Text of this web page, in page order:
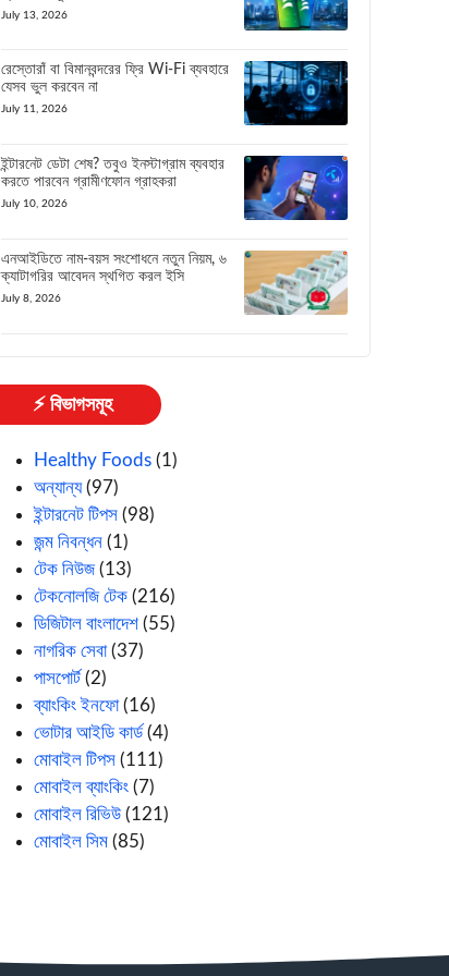
July 13, 2026
রেস্তোরাঁ বা বিমানবন্দরের ফ্রি Wi-Fi ব্যবহারে
যেসব ভুল করবেন না
July 11, 2026
ইন্টারনেট ডেটা শেষ? তবুও ইনস্টাগ্রাম ব্যবহার
করতে পারবেন গ্রামীণফোন গ্রাহকরা
July 10, 2026
এনআইডিতে নাম-বয়স সংশোধনে নতুন নিয়ম, ৬
ক্যাটাগরির আবেদন স্থগিত করল ইসি
July 8, 2026
⚡ বিভাগসমূহ
Healthy Foods (1)
অন্যান্য(97)
ইন্টারনেট টিপস (98)
জন্ম নিবন্ধন (1)
টেক নিউজ(13)
টেকনোলজি টেক (216)
ডিজিটাল বাংলাদেশ (55)
নাগরিক সেবা(37)
পাসপোর্ট (2)
ব্যাংকিং ইনফো(16)
ভোটার আইডি কার্ড (4)
মোবাইল টিপস (111)
মোবাইল ব্যাংকিং (7)
মোবাইল রিভিউ (121)
মোবাইল সিম (85)